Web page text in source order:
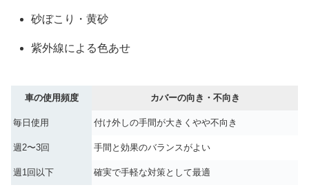
砂ぼこり・黄砂
紫外線による色あせ
車の使用頻度 カバーの向き・不向き
毎日使用 付け外しの手間が大きくやや不向き
週2〜3回 手間と効果のバランスがよい
週1回以下 確実で手軽な対策として最適